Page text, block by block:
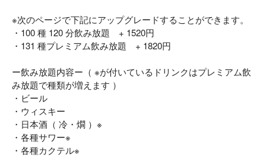
※次のページで下記にアップグレードすることができます。
・100 種 120 分飲み放題 + 1520円
・131 種プレミアム飲み放題 + 1820円
ー飲み放題内容ー（ ※が付いているドリンクはプレミアム飲
み放題で種類が増えます ）
・ビール
・ウィスキー
・日本酒（ 冷・燗 ）※
・各種サワー※
・各種カクテル※